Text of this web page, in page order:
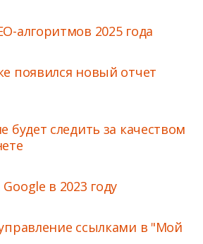
алгоритмов 2025 года
появился новый отчет
будет следить за качеством
в 2023 году
ссылками в "Мой